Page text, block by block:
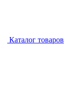
Каталог товаров